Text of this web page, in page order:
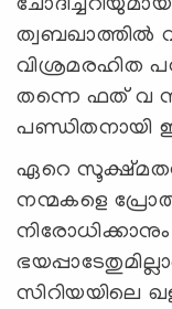
ത്വബഖാത്തിൽ
വിശ്രമരഹിത
തന്നെ ഫത് വ
പണ്ഡിതനായി
ഏറെ
നന്മകളെ
സിറിയയിലെ